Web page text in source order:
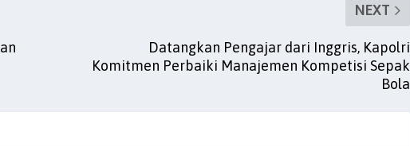
NEXT
Datangkan Pengajar dari Inggris, Kapolri
Komitmen Perbaiki Manajemen Kompetisi Sepak
Bola